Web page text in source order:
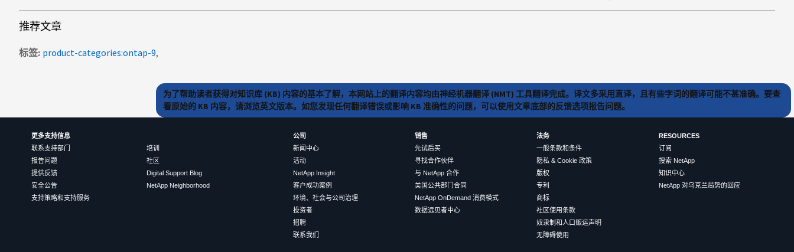
推荐文章
标签 product-categories:ontap-9
为了帮助读者获得对知识库 (KB) 内容的基本了解，本网站上的翻译内容均由神经机器翻译 (NMT) 工具翻译完成。译文多采用直译，且有些字词的翻译可能不甚准确。要查
看原始的 KB 内容，请浏览英文版本。如您发现任何翻译错误或影响 KB 准确性的问题，可以使用文章底部的反馈选项报告问题。
更多支持信息
联系支持部门
报告问题
提供反馈
安全公告
支持策略和支持服务
培训
社区
Digital Support Blog
NetApp Neighborhood
公司
新闻中心
活动
NetApp Insight
客户成功案例
环境、社会与公司治理
投资者
招聘
联系我们
销售
先试后买
寻找合作伙伴
与 NetApp 合作
美国公共部门合同
NetApp OnDemand 消费模式
数据远见者中心
法务
一般条款和条件
隐私 & Cookie 政策
版权
专利
商标
社区使用条款
奴隶制和人口贩运声明
无障碍使用
RESOURCES
订阅
搜索 NetApp
知识中心
NetApp 对乌克兰局势的回应